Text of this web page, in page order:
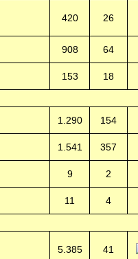
420 26
908 64
153 18
1.290 154
1.541 357
9 2
11 4
5.385 41